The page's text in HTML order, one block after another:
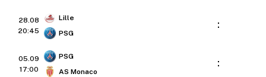
28.08
20:45
Lille
PSG
:
05.09
17:00
PSG
AS Monaco
: